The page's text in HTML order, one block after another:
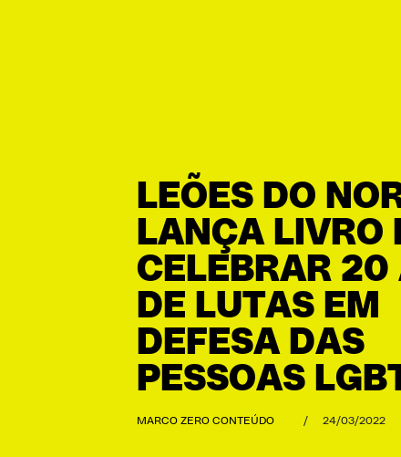
LEÕES DO
LANÇA LIVRO
CELEBRAR 20
DE LUTAS EM
DEFESA DAS
PESSOAS
MARCO ZERO CONTEÚDO / 24/03/2022